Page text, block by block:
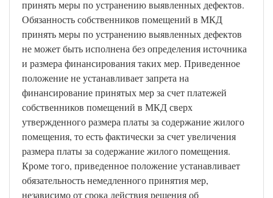
принять меры по устранению выявленных дефектов.
Обязанность собственников помещений в МКД
принять меры по устранению выявленных дефектов
не может быть исполнена без определения источника
и размера финансирования таких мер. Приведенное
положение не устанавливает запрета на
финансирование принятых мер за счет платежей
собственников помещений в МКД сверх
утвержденного размера платы за содержание жилого
помещения, то есть фактически за счет увеличения
размера платы за содержание жилого помещения.
Кроме того, приведенное положение устанавливает
обязательность немедленного принятия мер,
независимо от срока действия решения об